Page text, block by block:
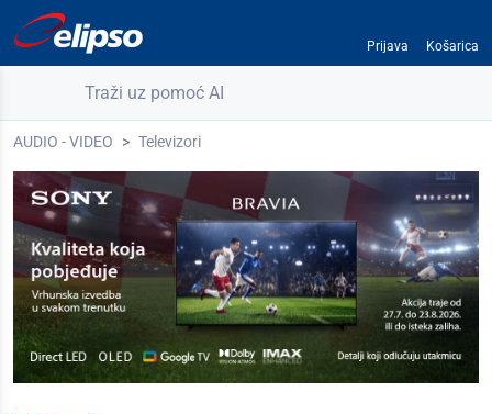
Prijava Košarica
Traži uz pomoć AI
AUDIO - VIDEO Televizori